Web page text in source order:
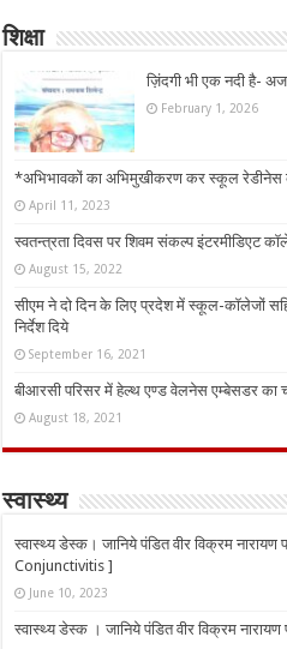
शिक्षा
ज़िंदगी भी एक नदी है-
February 1, 2026
*अभिभावकों का अभिमुखीकरण कर स्कूल रेडीनेस
April 11, 2023
स्वतन्त्रता दिवस पर शिवम संकल्प इंटरमीडिएट
August 15, 2022
सीएम ने दो दिन के लिए प्रदेश में स्कूल-कॉलेजों
निर्देश दिये
September 16, 2021
बीआरसी परिसर में हेल्थ एण्ड वेलनेस एम्बेसडर का
August 18, 2021
स्वास्थ्य
स्वास्थ्य डेस्क। जानिये पंडित वीर विक्रम
Conjunctivitis ]
June 10, 2023
स्वास्थ्य डेस्क । जानिये पंडित वीर विक्रम